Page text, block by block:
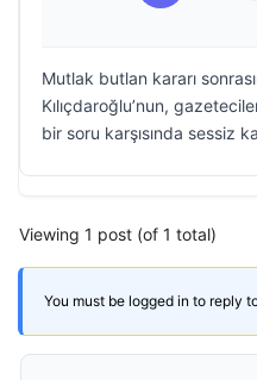
Mutlak butlan kararı
Kılıçdaroğlu’nun,
bir soru karşısında sessiz
Viewing 1 post (of 1 total)
You must be logged in to reply